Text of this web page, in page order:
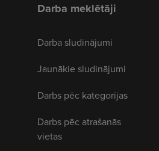
Darba meklētāji
Darba sludinājumi
Jaunākie sludinājumi
Darbs pēc kategorijas
Darbs pēc atrašanās
vietas